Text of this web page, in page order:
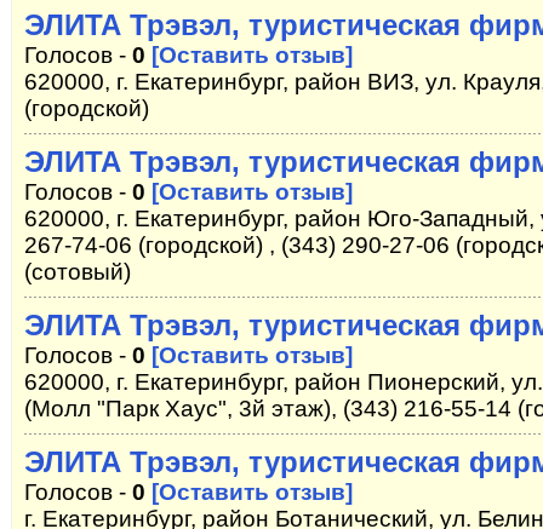
ЭЛИТА Трэвэл, туристическая
Голосов - 0 [Оставить отзыв]
620000, г. Екатеринбург, район ВИЗ, ул.
(городской)
ЭЛИТА Трэвэл, туристическая
Голосов - 0 [Оставить отзыв]
620000, г. Екатеринбург, район Юго-
267-74-06 (городской) , (343) 290-27-06
(сотовый)
ЭЛИТА Трэвэл, туристическая
Голосов - 0 [Оставить отзыв]
620000, г. Екатеринбург, район Пионерский,
(Молл "Парк Хаус", 3й этаж), (343) 216-55-14
ЭЛИТА Трэвэл, туристическая
Голосов - 0 [Оставить отзыв]
г. Екатеринбург, район Ботанический, ул.